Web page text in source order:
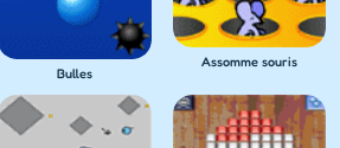
Bulles
Assomme souris